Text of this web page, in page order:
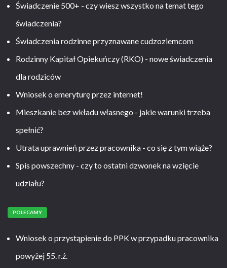
Świadczenie 500+ - czy wiesz wszystko na temat tego
świadczenia?
Świadczenia rodzinne przyznawane cudzoziemcom
Rodzinny Kapitał Opiekuńczy (RKO) - nowe świadczenia
dla rodziców
Wniosek o emeryturę przez internet!
Mieszkanie bez wkładu własnego - jakie warunki trzeba
spełnić?
Utrata uprawnień przez pracownika - co się z tym wiąże?
Spis powszechny - czy to ostatni dzwonek na wzięcie
udziału?
POLECAMY
Wniosek o przystąpienie do PPK w przypadku pracownika
powyżej 55. r.ż.